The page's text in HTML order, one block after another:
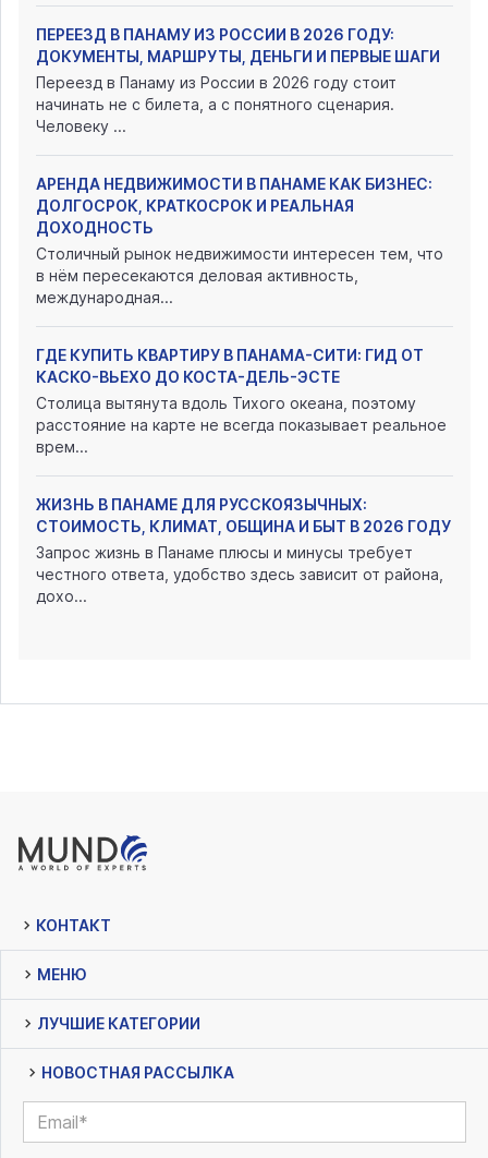
ПЕРЕЕЗД В ПАНАМУ ИЗ РОССИИ В 2026 ГОДУ:
ДОКУМЕНТЫ, МАРШРУТЫ, ДЕНЬГИ И ПЕРВЫЕ ШАГИ
Переезд в Панаму из России в 2026 году стоит
начинать не с билета, а с понятного сценария.
Человеку ...
АРЕНДА НЕДВИЖИМОСТИ В ПАНАМЕ КАК БИЗНЕС:
ДОЛГОСРОК, КРАТКОСРОК И РЕАЛЬНАЯ
ДОХОДНОСТЬ
Столичный рынок недвижимости интересен тем, что
в нём пересекаются деловая активность,
международная...
ГДЕ КУПИТЬ КВАРТИРУ В ПАНАМА-СИТИ: ГИД ОТ
КАСКО-ВЬЕХО ДО КОСТА-ДЕЛЬ-ЭСТЕ
Столица вытянута вдоль Тихого океана, поэтому
расстояние на карте не всегда показывает реальное
врем...
ЖИЗНЬ В ПАНАМЕ ДЛЯ РУССКОЯЗЫЧНЫХ:
СТОИМОСТЬ, КЛИМАТ, ОБЩИНА И БЫТ В 2026 ГОДУ
Запрос жизнь в Панаме плюсы и минусы требует
честного ответа, удобство здесь зависит от района,
дохо...
КОНТАКТ
МЕНЮ
ЛУЧШИЕ КАТЕГОРИИ
НОВОСТНАЯ РАССЫЛКА